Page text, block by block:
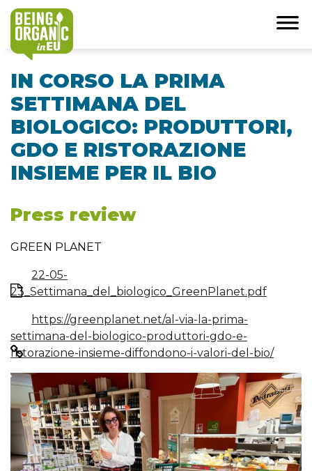
IN CORSO LA PRIMA
SETTIMANA DEL
BIOLOGICO: PRODUTTORI,
GDO E RISTORAZIONE
INSIEME PER IL BIO
Press review
GREEN PLANET
22-05-
23_Settimana_del_biologico_GreenPlanet.pdf
https://greenplanet.net/al-via-la-prima-
settimana-del-biologico-produttori-gdo-e-
ristorazione-insieme-diffondono-i-valori-del-bio/